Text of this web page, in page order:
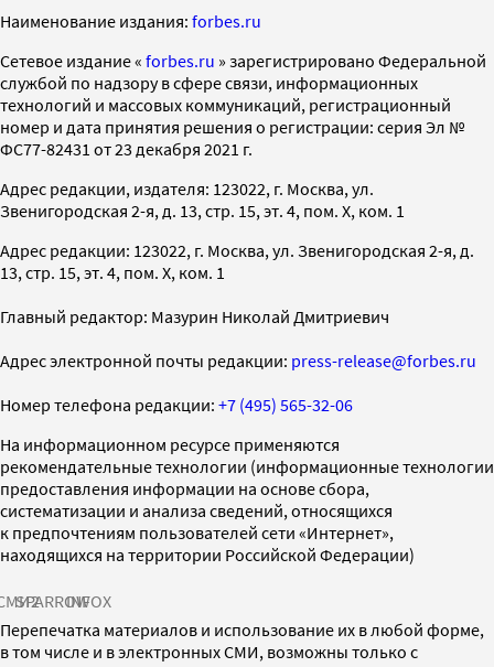
Наименование издания: forbes.ru
Cетевое издание « forbes.ru » зарегистрировано Федеральной
службой по надзору в сфере связи, информационных
технологий и массовых коммуникаций, регистрационный
номер и дата принятия решения о регистрации: серия Эл №
ФС77-82431 от 23 декабря 2021 г.
Адрес редакции, издателя: 123022, г. Москва, ул.
Звенигородская 2-я, д. 13, стр. 15, эт. 4, пом. X, ком. 1
Адрес редакции: 123022, г. Москва, ул. Звенигородская 2-я, д.
13, стр. 15, эт. 4, пом. X, ком. 1
Главный редактор: Мазурин Николай Дмитриевич
Адрес электронной почты редакции: press-release@forbes.ru
Номер телефона редакции: +7 (495) 565-32-06
На информационном ресурсе применяются
рекомендательные технологии (информационные технологии
предоставления информации на основе сбора,
систематизации и анализа сведений, относящихся
к предпочтениям пользователей сети «Интернет»,
находящихся на территории Российской Федерации)
SPARROWINFOX
Перепечатка материалов и использование их в любой форме,
в том числе и в электронных СМИ, возможны только с